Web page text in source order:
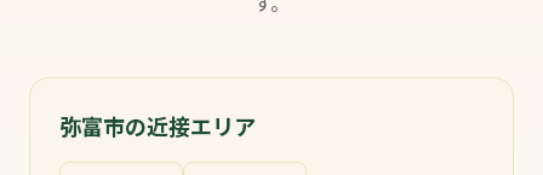
弥富市の近接エリア